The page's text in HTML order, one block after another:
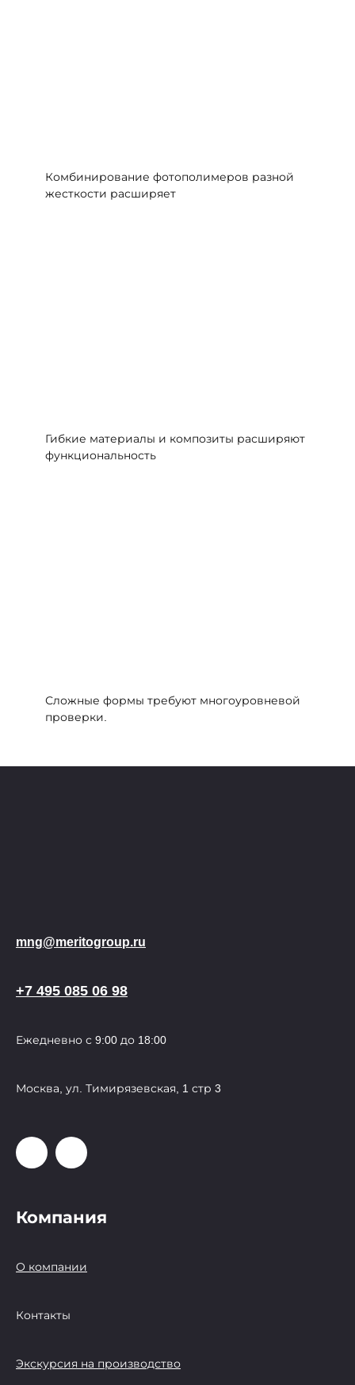
Комбинирование фотополимеров разной
жесткости расширяет
Гибкие материалы и композиты расширяют
функциональность
Сложные формы требуют многоуровневой
проверки.
mng@meritogroup.ru
+7 495 085 06 98
Ежедневно с 9:00 до 18:00
Москва, ул. Тимирязевская, 1 стр 3
Компания
О компании
Контакты
Экскурсия на производство